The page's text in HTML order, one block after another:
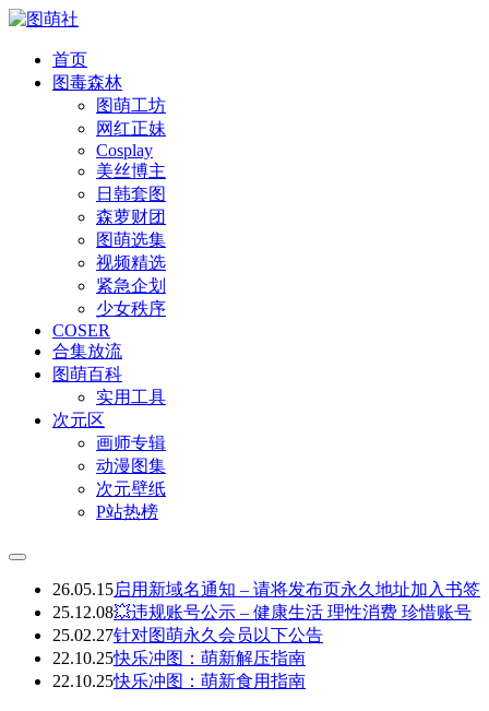
首页
图毒森林
图萌工坊
网红正妹
Cosplay
美丝博主
日韩套图
森萝财团
图萌选集
视频精选
紧急企划
少女秩序
COSER
合集放流
图萌百科
实用工具
次元区
画师专辑
动漫图集
次元壁纸
P站热榜
26.05.15启用新域名通知 – 请将发布页永久地址加入书签
25.12.08💥违规账号公示 – 健康生活 理性消费 珍惜账号
25.02.27针对图萌永久会员以下公告
22.10.25快乐冲图：萌新解压指南
22.10.25快乐冲图：萌新食用指南